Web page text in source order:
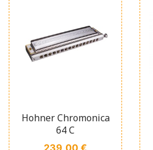
Hohner Chromonica
64 C
Prix
239,00 €